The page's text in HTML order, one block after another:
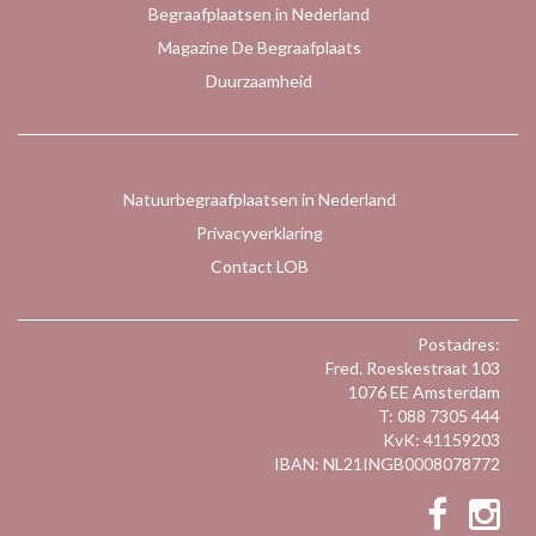
Begraafplaatsen in Nederland
Magazine De Begraafplaats
Duurzaamheid
Natuurbegraafplaatsen in Nederland
Privacyverklaring
Contact LOB
Postadres:
Fred. Roeskestraat 103
1076 EE Amsterdam
T: 088 7305 444
KvK: 41159203
IBAN: NL21INGB0008078772